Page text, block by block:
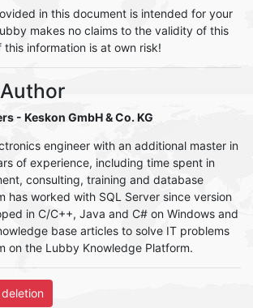
in this document is intended for your
makes no claims to the validity of this
this information is at own risk!
- Keskon GmbH & Co. KG
engineer with an additional master in
of experience, including time spent in
consulting, training and database
has worked with SQL Server since version
in C/C++, Java and C# on Windows and
base articles to solve IT problems
on the Lubby Knowledge Platform.